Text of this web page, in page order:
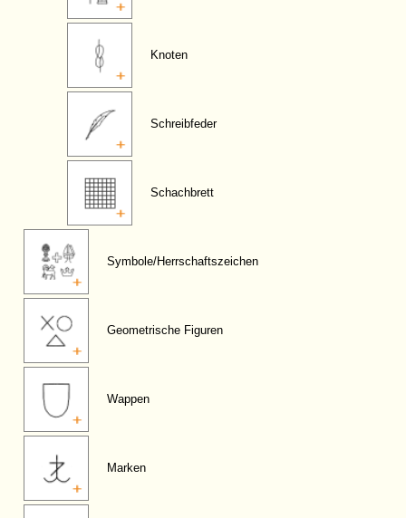
Knoten
Schreibfeder
Schachbrett
Symbole/Herrschaftszeichen
Geometrische Figuren
Wappen
Marken